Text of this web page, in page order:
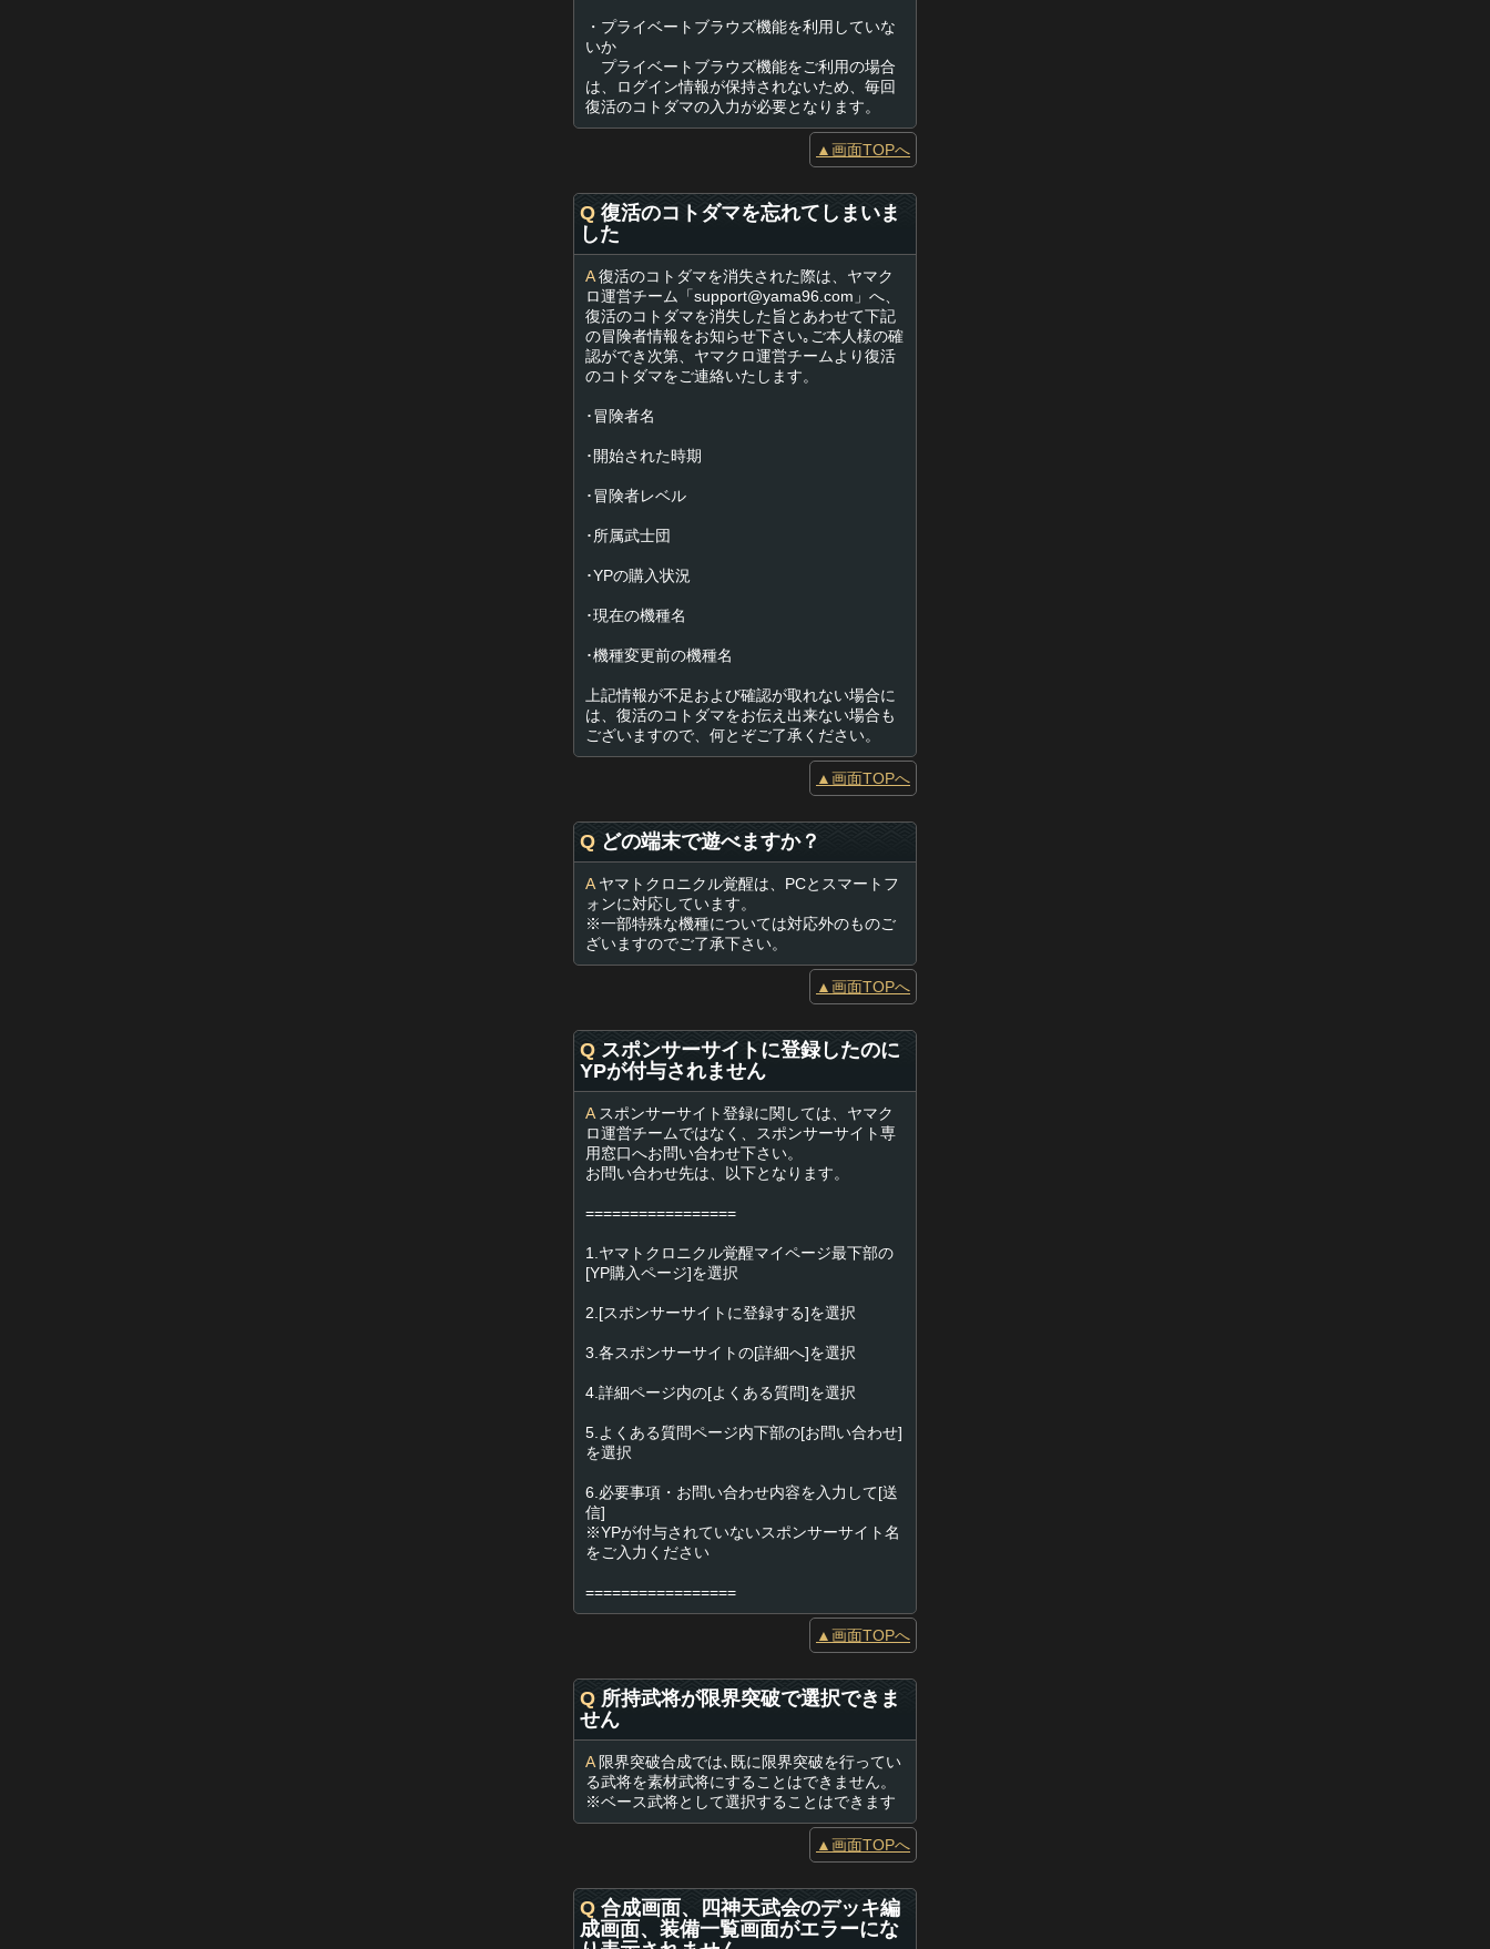
・プライベートブラウズ機能を利用していな
いか
プライベートブラウズ機能をご利用の場合
は、ログイン情報が保持されないため、毎回
復活のコトダマの入力が必要となります。
▲画面TOPへ
Q 復活のコトダマを忘れてしまいま
した
A復活のコトダマを消失された際は、ヤマク
ロ運営チーム「support@yama96.com 」へ、
復活のコトダマを消失した旨とあわせて下記
の冒険者情報をお知らせ下さい｡ご本人様の確
認ができ次第、ヤマクロ運営チームより復活
のコトダマをご連絡いたします。
･冒険者名
･開始された時期
･冒険者レベル
･所属武士団
･YPの購入状況
･現在の機種名
･機種変更前の機種名
上記情報が不足および確認が取れない場合に
は、復活のコトダマをお伝え出来ない場合も
ございますので、何とぞご了承ください。
▲画面TOPへ
Q どの端末で遊べますか？
Aヤマトクロニクル覚醒は、PCとスマートフ
ォンに対応しています。
※一部特殊な機種については対応外のものご
ざいますのでご了承下さい。
▲画面TOPへ
Q スポンサーサイトに登録したのに
YPが付与されません
Aスポンサーサイト登録に関しては、ヤマク
ロ運営チームではなく、スポンサーサイト専
用窓口へお問い合わせ下さい。
お問い合わせ先は、以下となります。
=================
1.ヤマトクロニクル覚醒マイページ最下部の
[YP購入ページ]を選択
2.[スポンサーサイトに登録する]を選択
3.各スポンサーサイトの[詳細へ]を選択
4.詳細ページ内の[よくある質問]を選択
5.よくある質問ページ内下部の[お問い合わせ]
を選択
6.必要事項・お問い合わせ内容を入力して[送
信]
※YPが付与されていないスポンサーサイト名
をご入力ください
=================
▲画面TOPへ
Q 所持武将が限界突破で選択できま
せん
A限界突破合成では､既に限界突破を行ってい
る武将を素材武将にすることはできません。
※ベース武将として選択することはできます
▲画面TOPへ
Q 合成画面、四神天武会のデッキ編
成画面、装備一覧画面がエラーにな